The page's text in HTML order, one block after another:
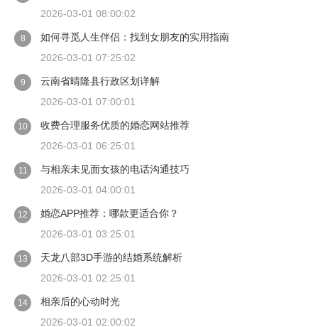
2026-03-01 08:00:02
8
如何寻觅人生伴侣：找到女朋友的实用指南
2026-03-01 07:25:02
9
云南省晴隆县行政区划详解
2026-03-01 07:00:01
10
收费合理服务优质的婚恋网站推荐
2026-03-01 06:25:01
11
与相亲未见面女孩的电话沟通技巧
2026-03-01 04:00:01
12
婚恋APP推荐：哪款更适合你？
2026-03-01 03:25:01
13
天龙八部3D手游的结婚系统解析
2026-03-01 02:25:01
14
相亲后的心动时光
2026-03-01 02:00:02